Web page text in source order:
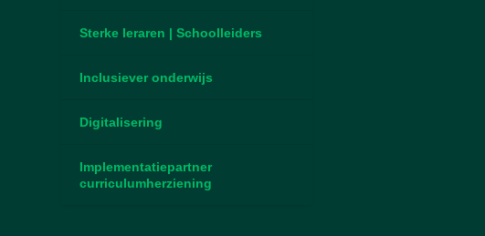
Sterke leraren | Schoolleiders
Inclusiever onderwijs
Digitalisering
Implementatiepartner
curriculumherziening